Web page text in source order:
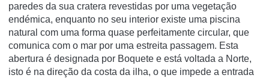
paredes da sua cratera revestidas por uma vegetação
endémica, enquanto no seu interior existe uma piscina
natural com uma forma quase perfeitamente circular, que
comunica com o mar por uma estreita passagem. Esta
abertura é designada por Boquete e está voltada a Norte,
isto é na direção da costa da ilha, o que impede a entrada